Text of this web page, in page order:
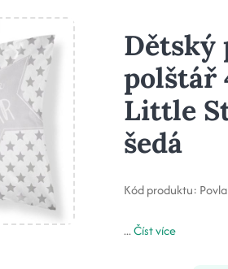
Dětský
polštář
Little
šedá
Kód produktu:
...Číst více